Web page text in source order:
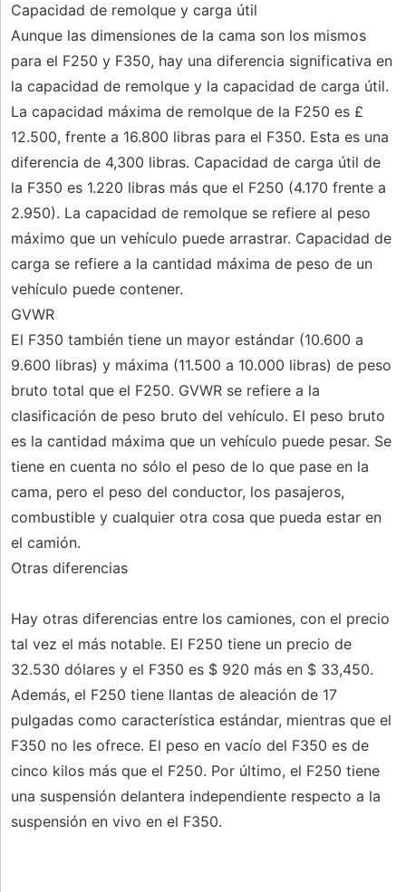
Capacidad de remolque y carga útil
Aunque las dimensiones de la cama son los mismos
para el F250 y F350, hay una diferencia significativa en
la capacidad de remolque y la capacidad de carga útil.
La capacidad máxima de remolque de la F250 es £
12.500, frente a 16.800 libras para el F350. Esta es una
diferencia de 4,300 libras. Capacidad de carga útil de
la F350 es 1.220 libras más que el F250 (4.170 frente a
2.950). La capacidad de remolque se refiere al peso
máximo que un vehículo puede arrastrar. Capacidad de
carga se refiere a la cantidad máxima de peso de un
vehículo puede contener.
GVWR
El F350 también tiene un mayor estándar (10.600 a
9.600 libras) y máxima (11.500 a 10.000 libras) de peso
bruto total que el F250. GVWR se refiere a la
clasificación de peso bruto del vehículo. El peso bruto
es la cantidad máxima que un vehículo puede pesar. Se
tiene en cuenta no sólo el peso de lo que pase en la
cama, pero el peso del conductor, los pasajeros,
combustible y cualquier otra cosa que pueda estar en
el camión.
Otras diferencias
Hay otras diferencias entre los camiones, con el precio
tal vez el más notable. El F250 tiene un precio de
32.530 dólares y el F350 es $ 920 más en $ 33,450.
Además, el F250 tiene llantas de aleación de 17
pulgadas como característica estándar, mientras que el
F350 no les ofrece. El peso en vacío del F350 es de
cinco kilos más que el F250. Por último, el F250 tiene
una suspensión delantera independiente respecto a la
suspensión en vivo en el F350.